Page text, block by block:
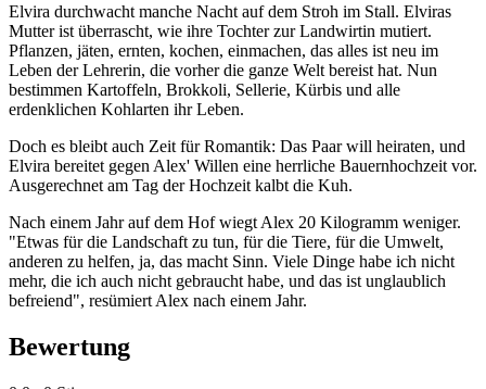
Elvira durchwacht manche Nacht auf dem Stroh im Stall. Elviras
Mutter ist überrascht, wie ihre Tochter zur Landwirtin mutiert.
Pflanzen, jäten, ernten, kochen, einmachen, das alles ist neu im
Leben der Lehrerin, die vorher die ganze Welt bereist hat. Nun
bestimmen Kartoffeln, Brokkoli, Sellerie, Kürbis und alle
erdenklichen Kohlarten ihr Leben.
Doch es bleibt auch Zeit für Romantik: Das Paar will heiraten, und
Elvira bereitet gegen Alex' Willen eine herrliche Bauernhochzeit vor.
Ausgerechnet am Tag der Hochzeit kalbt die Kuh.
Nach einem Jahr auf dem Hof wiegt Alex 20 Kilogramm weniger.
"Etwas für die Landschaft zu tun, für die Tiere, für die Umwelt,
anderen zu helfen, ja, das macht Sinn. Viele Dinge habe ich nicht
mehr, die ich auch nicht gebraucht habe, und das ist unglaublich
befreiend", resümiert Alex nach einem Jahr.
Bewertung